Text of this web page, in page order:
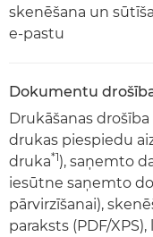
skenēšana un
e-pastu
Dokumentu
Drukāšanas
drukas piespiedu
druka*1), saņemto
iesūtne saņemto
pārvirzīšanai),
paraksts (PDF/